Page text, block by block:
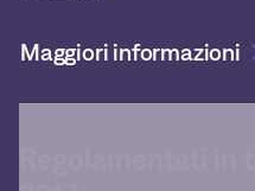
Maggiori informazioni